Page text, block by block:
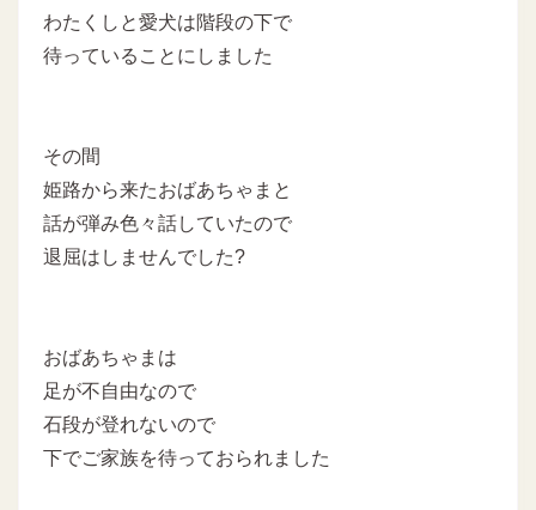
わたくしと愛犬は階段の下で
待っていることにしました
その間
姫路から来たおばあちゃまと
話が弾み色々話していたので
退屈はしませんでした?
おばあちゃまは
足が不自由なので
石段が登れないので
下でご家族を待っておられました